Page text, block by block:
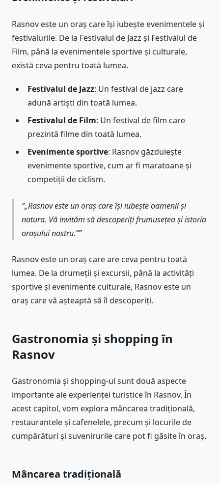
Rasnov este un oraș care își iubește evenimentele și
festivalurile. De la Festivalul de Jazz și Festivalul de
Film, până la evenimentele sportive și culturale,
există ceva pentru toată lumea.
Festivalul de Jazz: Un festival de jazz care
adună artiști din toată lumea.
Festivalul de Film: Un festival de film care
prezintă filme din toată lumea.
Evenimente sportive: Rasnov găzduiește
evenimente sportive, cum ar fi maratoane și
competiții de ciclism.
„Rasnov este un oraș care își iubește oamenii și
natura. Vă invităm să descoperiți frumusețea și istoria
orașului nostru.”
Rasnov este un oraș care are ceva pentru toată
lumea. De la drumeții și excursii, până la activități
sportive și evenimente culturale, Rasnov este un
oraș care vă așteaptă să îl descoperiți.
Gastronomia și shopping în
Rasnov
Gastronomia și shopping-ul sunt două aspecte
importante ale experienței turistice în Rasnov. În
acest capitol, vom explora mâncarea tradițională,
restaurantele și cafenelele, precum și locurile de
cumpărături și suvenirurile care pot fi găsite în oraș.
Mâncarea tradițională